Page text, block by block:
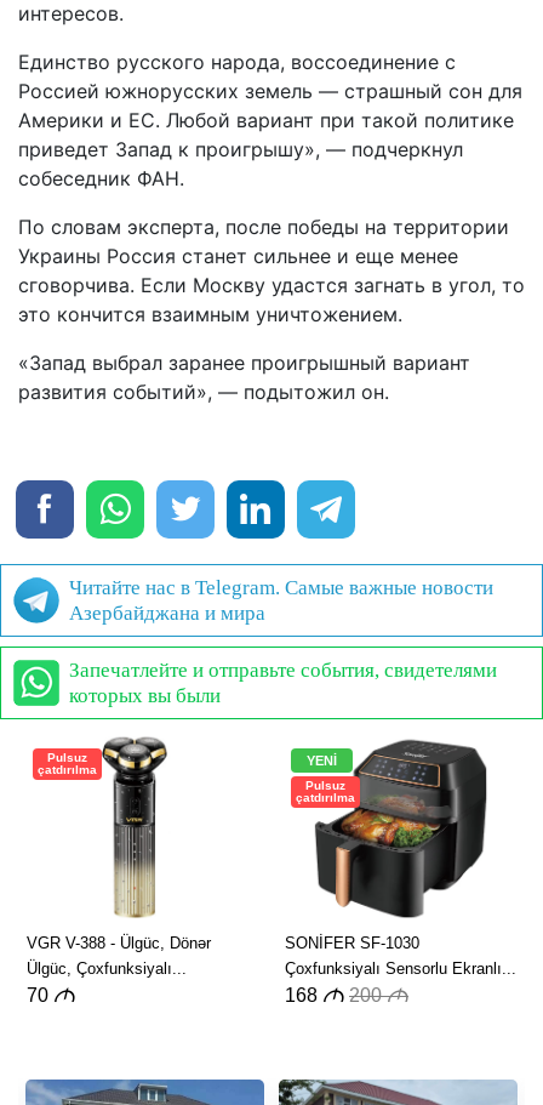
интересов.
Единство русского народа, воссоединение с
Россией южнорусских земель — страшный сон для
Америки и ЕС. Любой вариант при такой политике
приведет Запад к проигрышу», — подчеркнул
собеседник ФАН.
По словам эксперта, после победы на территории
Украины Россия станет сильнее и еще менее
сговорчива. Если Москву удастся загнать в угол, то
это кончится взаимным уничтожением.
«Запад выбрал заранее проигрышный вариант
развития событий», — подытожил он.
Читайте нас в Telegram. Самые важные новости
Азербайджана и мира
Запечатлейте и отправьте события, свидетелями
которых вы были